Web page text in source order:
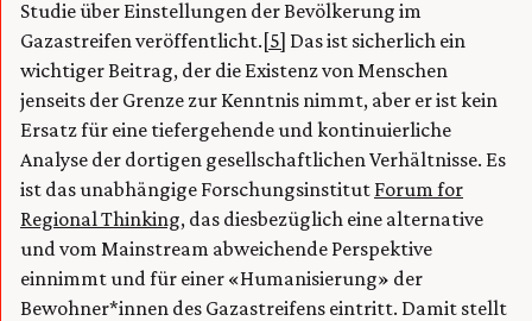
Studie über Einstellungen der Bevölkerung im
Gazastreifen veröffentlicht.[5] Das ist sicherlich ein
wichtiger Beitrag, der die Existenz von Menschen
jenseits der Grenze zur Kenntnis nimmt, aber er ist kein
Ersatz für eine tiefergehende und kontinuierliche
Analyse der dortigen gesellschaftlichen Verhältnisse. Es
ist das unabhängige Forschungsinstitut Forum for
Regional Thinking, das diesbezüglich eine alternative
und vom Mainstream abweichende Perspektive
einnimmt und für einer «Humanisierung» der
Bewohner*innen des Gazastreifens eintritt. Damit stellt